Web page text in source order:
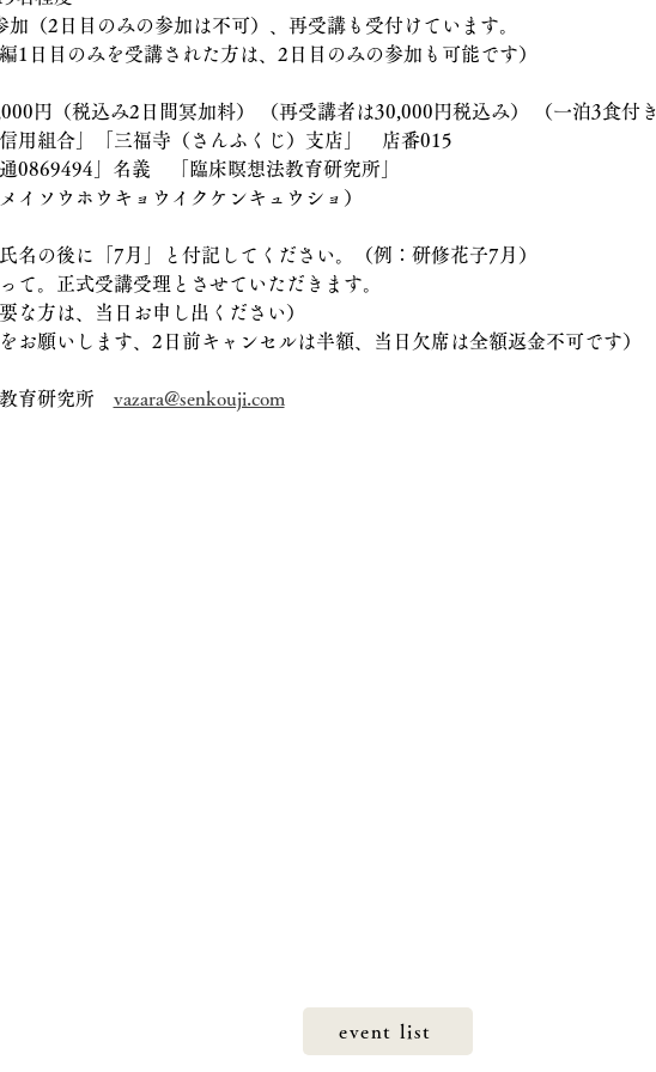
加（2日目のみの参加は不可）、再受講も受付けています。
1日目のみを受講された方は、2日目のみの参加も可能です）
円（税込み2日間冥加料） （再受講者は30,000円税込み） （一泊3食付き
用組合」「三福寺（さんふくじ）支店」　店番015
0869494」名義　「臨床瞑想法教育研究所」
イソウホウキョウイクケンキュウショ）
の後に「7月」と付記してください。（例：研修花子7月）
て。正式受講受理とさせていただきます。
な方は、当日お申し出ください）
お願いします、2日前キャンセルは半額、当日欠席は全額返金不可です）
育研究所 vazara@senkouji.com
event list